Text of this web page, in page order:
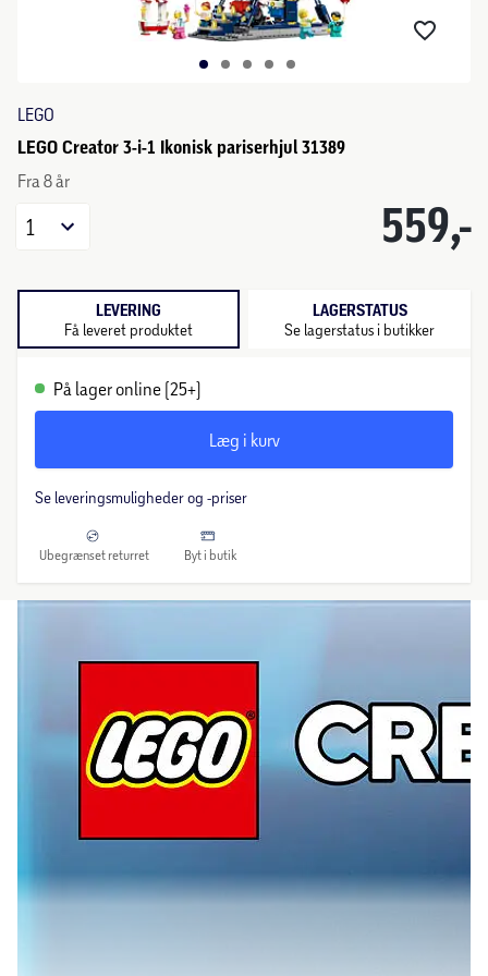
LEGO
LEGO Creator 3-i-1 Ikonisk pariserhjul 31389
Fra 8 år
559,-
1
LEVERING
Få leveret produktet
LAGERSTATUS
Se lagerstatus i butikker
På lager online (25+)
Læg i kurv
Se leveringsmuligheder og -priser
Ubegrænset returret Byt i butik